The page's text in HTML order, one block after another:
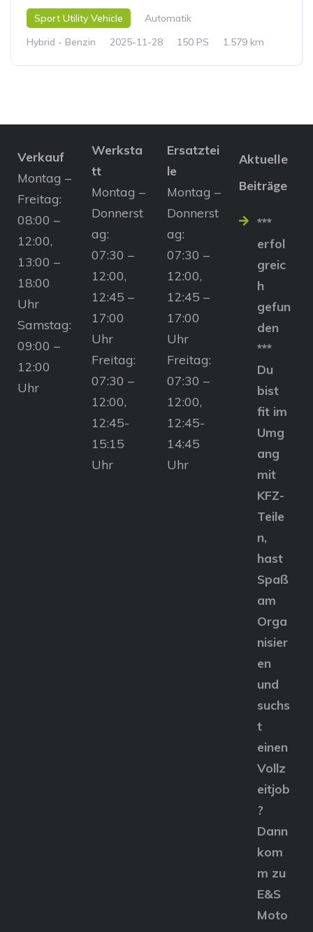
Sport Utility Vehicle
Automatik
Hybrid - Benzin
2025-11-28 150 PS 1.579 km
Verkauf
Montag –
Freitag:
08:00 –
12:00,
13:00 –
18:00
Uhr
Samstag:
09:00 –
12:00
Uhr
Werksta
tt
Montag –
Donnerst
ag:
07:30 –
12:00,
12:45 –
17:00
Uhr
Freitag:
07:30 –
12:00,
12:45-
15:15
Uhr
Ersatztei
le
Montag –
Donnerst
ag:
07:30 –
12:00,
12:45 –
17:00
Uhr
Freitag:
07:30 –
12:00,
12:45-
14:45
Uhr
Aktuelle
Beiträge
***
erfol
greic
h
gefun
den
***
Du
bist
fit im
Umg
ang
mit
KFZ-
Teile
n,
hast
Spaß
am
Orga
nisier
en
und
suchs
t
einen
Vollz
eitjob
?
Dann
kom
m zu
E&S
Moto